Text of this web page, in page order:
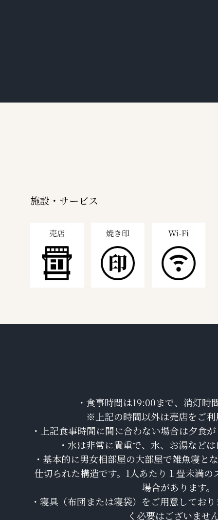
施設・サービス
・食事時間は19:00まで、消灯時
※上記の時間以外は売店をご
・上記食事時間に間に合わない場合は夕食
・水は非常に貴重で、水、お湯など
・基本的に男女相部屋の大部屋で雑魚寝と
仕切られた構造です。1人あたり１畳未満
場合があります。
・寝具（布団または寝袋）をご用意してお
く必要はございませ